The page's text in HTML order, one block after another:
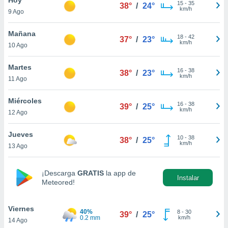
y
en
más
de
cookies
aceptar
9 Ago
38° / 24° 15- 35
km/h
Mañana
10 Ago
37° / 23° 18- 42
km/h
Martes
11 Ago
38° / 23° 16- 38
km/h
Miércoles
12 Ago
39° / 25° 16- 38
km/h
Jueves
13 Ago
38° / 25° 10- 38
km/h
¡Descarga GRATIS la app de
Meteored!
Instalar
Viernes
14 Ago
40%
0.2 mm
39° / 25° 8- 30
km/h